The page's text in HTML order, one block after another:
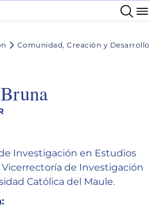
Comunidad, Creación y Desarrollo
Investigación en Estudios
Vicerrectoría de Investigación
Católica del Maule.